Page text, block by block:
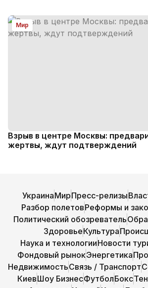
Мир
Взрыв в центре Москвы:
жертвы, ждут подтверждений
УкраинаМирПресс-релизы
Разбор полетовРеформы и
Политический обозреватель
ЗдоровьеКультура
Наука и технологииНовости
Фондовый рынокЭнергетика
НедвижимостьСвязь / Транспорт
КиевШоу БизнесФутболБокс